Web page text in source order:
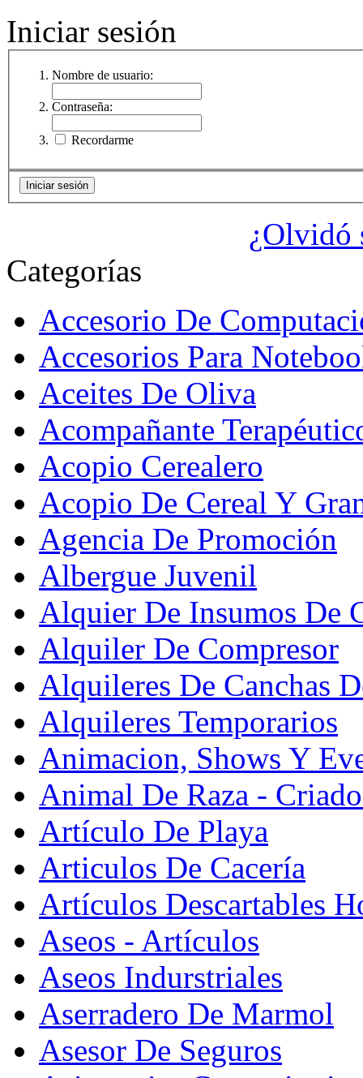
Iniciar sesión
Nombre de usuario:
Contraseña:
Recordarme
¿Olvidó
Categorías
Accesorio De
Accesorios Para
Aceites De Oliva
Acompañante
Acopio Cerealero
Acopio De Cereal Y
Agencia De Promoción
Albergue Juvenil
Alquier De Insumos De
Alquiler De Compresor
Alquileres De Canchas
Alquileres Temporarios
Animacion, Shows Y
Animal De Raza -
Artículo De Playa
Articulos De Cacería
Artículos Descartables
Aseos - Artículos
Aseos Indurstriales
Aserradero De Marmol
Asesor De Seguros